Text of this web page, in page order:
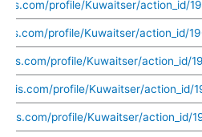
profile/Kuwaitser/action_id/
profile/Kuwaitser/action_id/
profile/Kuwaitser/action_id/
profile/Kuwaitser/action_id/
profile/Kuwaitser/action_id/